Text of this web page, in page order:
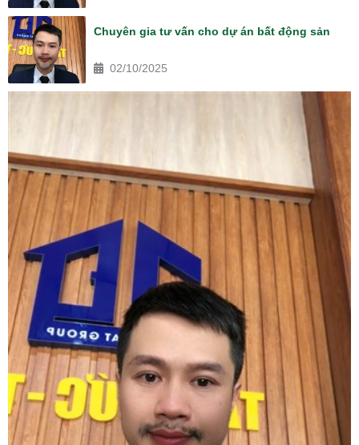
Chuyên gia tư vấn cho dự án bất động sản
02/10/2025